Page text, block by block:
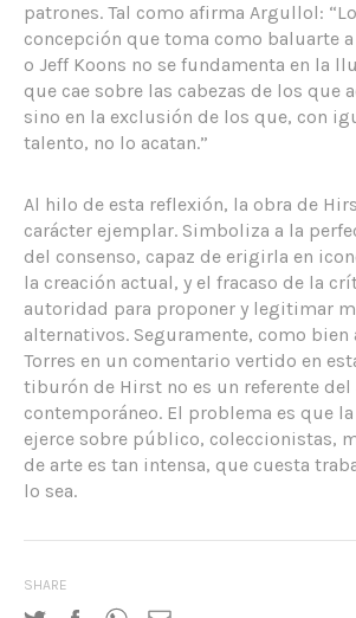
patrones. Tal como afirma Argullol:
concepción que toma como baluarte
o Jeff Koons no se fundamenta en la
que cae sobre las cabezas de los que
sino en la exclusión de los que, con
talento, no lo acatan.”
Al hilo de esta reflexión, la obra de
carácter ejemplar. Simboliza a la
del consenso, capaz de erigirla en
la creación actual, y el fracaso de la
autoridad para proponer y legitimar
alternativos. Seguramente, como bien
Torres en un comentario vertido en
tiburón de Hirst no es un referente del
contemporáneo. El problema es que
ejerce sobre público, coleccionistas,
de arte es tan intensa, que cuesta
lo sea.
SHARE